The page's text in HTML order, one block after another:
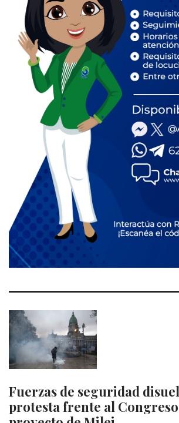
Fuerzas de seguridad
protesta frente al